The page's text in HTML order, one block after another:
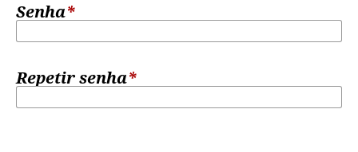
Senha*
Repetir senha*